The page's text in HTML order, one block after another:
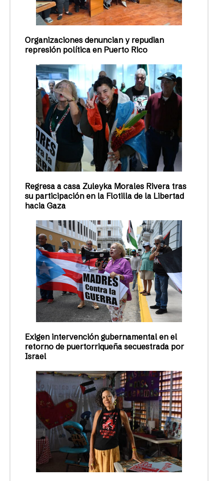
Organizaciones denuncian y repudian
represión política en Puerto Rico
Regresa a casa Zuleyka Morales Rivera tras
su participación en la Flotilla de la Libertad
hacia Gaza
Exigen intervención gubernamental en el
retorno de puertorriqueña secuestrada por
Israel